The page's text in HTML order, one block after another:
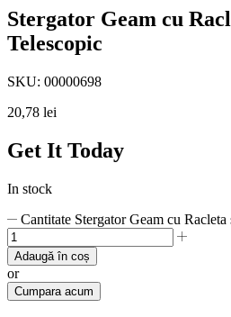
Stergator Geam cu
Telescopic
SKU: 00000698
20,78 lei
Get It Today
In stock
Cantitate Stergator Geam cu
Adaugă în coș
or
Cumpara acum